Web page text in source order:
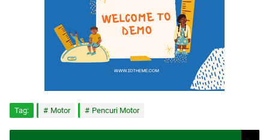
Tag: Motor Pencuri Motor